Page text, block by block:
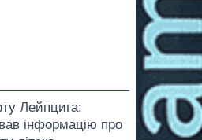
Лейпцига:
інформацію про